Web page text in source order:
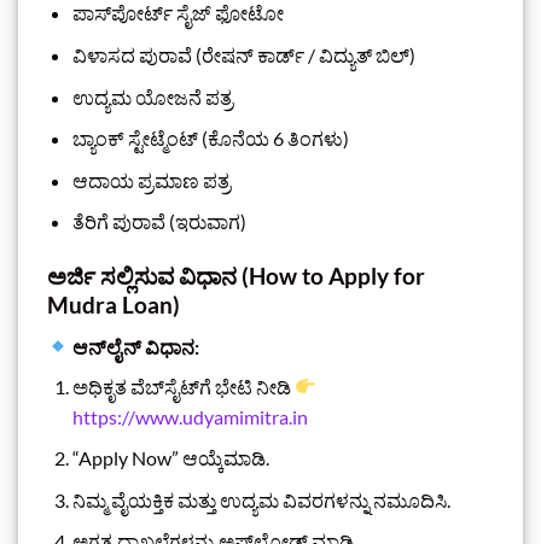
ಪಾಸ್‌ಪೋರ್ಟ್ ಸೈಜ್ ಫೋಟೋ
ವಿಳಾಸದ ಪುರಾವೆ (ರೇಷನ್ ಕಾರ್ಡ್ / ವಿದ್ಯುತ್ ಬಿಲ್)
ಉದ್ಯಮ ಯೋಜನೆ ಪತ್ರ
ಬ್ಯಾಂಕ್ ಸ್ಟೇಟ್ಮೆಂಟ್ (ಕೊನೆಯ 6 ತಿಂಗಳು)
ಆದಾಯ ಪ್ರಮಾಣ ಪತ್ರ
ತೆರಿಗೆ ಪುರಾವೆ (ಇರುವಾಗ)
ಅರ್ಜಿ ಸಲ್ಲಿಸುವ ವಿಧಾನ (How to Apply for
Mudra Loan)
ಆನ್‌ಲೈನ್ ವಿಧಾನ:
ಅಧಿಕೃತ ವೆಬ್‌ಸೈಟ್‌ಗೆ ಭೇಟಿ ನೀಡಿ
https://www.udyamimitra.in
“Apply Now” ಆಯ್ಕೆಮಾಡಿ.
ನಿಮ್ಮ ವೈಯಕ್ತಿಕ ಮತ್ತು ಉದ್ಯಮ ವಿವರಗಳನ್ನು ನಮೂದಿಸಿ.